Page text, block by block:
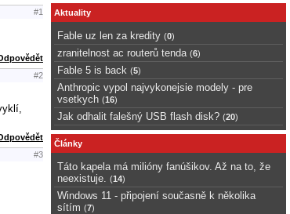
#1
#2
#3
Aktuality
Fable uz len za kredity (0)
zranitelnost ac routerů tenda (6)
Fable 5 is back (5)
Anthropic vypol najvykonejsie modely - pre
vsetkych (16)
Jak odhalit falešný USB flash disk? (20)
Články
Táto kapela má milióny fanúšikov. Až na to, že
neexistuje.
(14)
Windows 11 - připojení současně k několika
sítím (7)